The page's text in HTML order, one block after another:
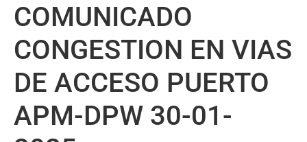
COMUNICADO
CONGESTION EN VIAS
DE ACCESO PUERTO
APM-DPW 30-01-